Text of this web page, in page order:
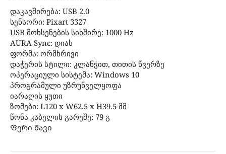
დაკავშირება: USB 2.0
სენსორი: Pixart 3327
USB მოხსენების სიხშირე: 1000 Hz
AURA Sync: დიახ
ფორმა: ორმხრივი
დაჭერის სტილი: კლანჭით, თითის წვერზე
ოპერაციული სისტემა: Windows 10
პროგრამული უზრუნველყოფა
იარაღის ყუთი
ზომები: L120 x W62.5 x H39.5 მმ
წონა კაბელის გარეშე: 79 გ
Ფერი შავი